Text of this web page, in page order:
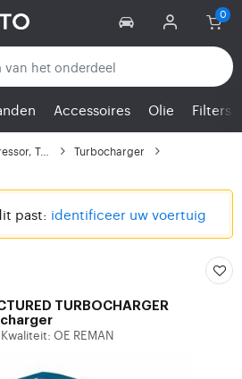
Accessoires Olie Filters
Turbocompressor, Turbo
Turbocharger
past: identificeer uw voertuig
TURBOCHARGER
Kwaliteit: OE REMAN